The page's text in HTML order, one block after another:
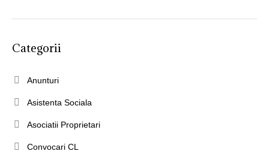
Categorii
Anunturi
Asistenta Sociala
Asociatii Proprietari
Convocari CL